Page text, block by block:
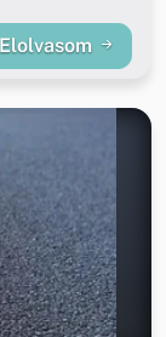
Elolvasom